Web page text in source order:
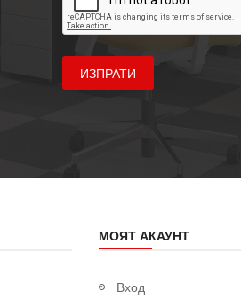
ИЗПРАТИ
МОЯТ АКАУНТ
Вход